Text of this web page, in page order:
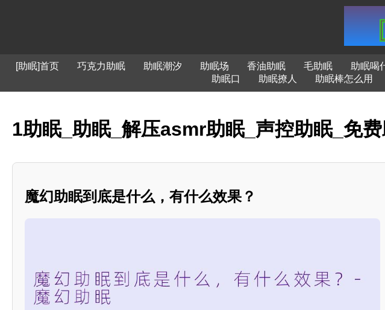
[助眠]首页 巧克力助眠 助眠潮汐 助眠场 香油助眠 毛助眠 助眠喝
助眠口
助眠撩人 助眠棒怎么用
1助眠_助眠_解压asmr助眠_声控助眠_免
魔幻助眠到底是什么，有什么效果？